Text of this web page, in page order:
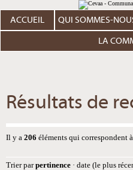
au
contenu.
Aller
personnels
ACCUEIL QUI SOMMES-
LA
Résultats de
Il y a 206 éléments qui correspondent
Trier par pertinence · date (le plus